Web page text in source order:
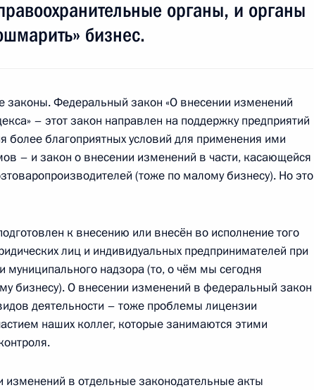
финансирования
Председателя
и губернатором Приморского
заместителем Председателя
вопросам
органы, и органы
бизнес.
законы. Федеральный закон «О внесении изменений
– этот закон направлен на поддержку предприятий
более благоприятных условий для применения ими
– и закон о внесении изменений в части, касающейся
(тоже по малому бизнесу). Но это
к внесению или внесён во исполнение того
лиц и индивидуальных предпринимателей при
муниципального надзора (то, о чём мы сегодня
бизнесу). О внесении изменений в федеральный закон
деятельности – тоже проблемы лицензии
наших коллег, которые занимаются этими
изменений в отдельные законодательные акты